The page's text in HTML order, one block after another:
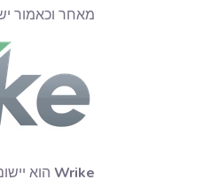
מאחר וכאמור
Wrike הוא